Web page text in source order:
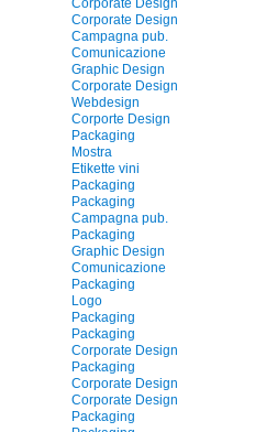
Corporate Design
Corporate Design
Campagna pub.
Comunicazione
Graphic Design
Corporate Design
Webdesign
Corporte Design
Packaging
Mostra
Etikette vini
Packaging
Packaging
Campagna pub.
Packaging
Graphic Design
Comunicazione
Packaging
Logo
Packaging
Packaging
Corporate Design
Packaging
Corporate Design
Corporate Design
Packaging